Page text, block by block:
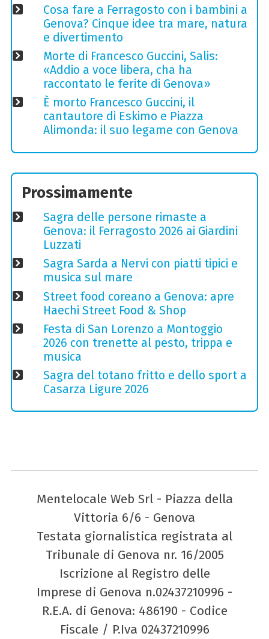
Cosa fare a Ferragosto con i bambini a
Genova? Cinque idee tra mare, natura
e divertimento
Morte di Francesco Guccini, Salis:
«Addio a voce libera, cha ha
raccontato le ferite di Genova»
È morto Francesco Guccini, il
cantautore di Eskimo e Piazza
Alimonda: il suo legame con Genova
Prossimamente
Sagra delle persone rimaste a
Genova: il Ferragosto 2026 ai Giardini
Luzzati
Sagra Sarda a Nervi con piatti tipici e
musica sul mare
Street food coreano a Genova: apre
Haechi Street Food & Shop
Festa di San Lorenzo a Montoggio
2026 con trenette al pesto, trippa e
musica
Sagra del totano fritto e dello sport a
Casarza Ligure 2026
Mentelocale Web Srl - Piazza della
Vittoria 6/6 - Genova
Testata giornalistica registrata al
Tribunale di Genova nr. 16/2005
Iscrizione al Registro delle
Imprese di Genova n.02437210996 -
R.E.A. di Genova: 486190 - Codice
Fiscale / P.Iva 02437210996